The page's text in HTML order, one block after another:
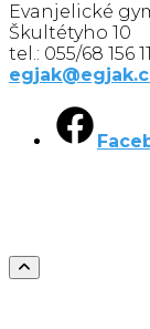
Evanjelické
Škultétyho 10
tel.: 055/68 156 11